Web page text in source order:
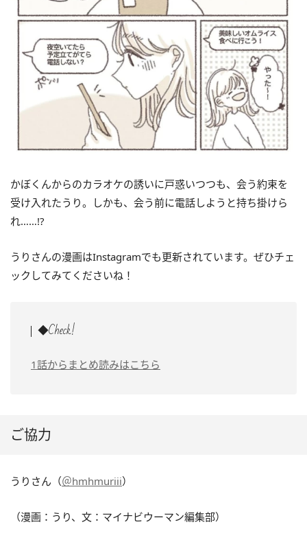
かぼくんからのカラオケの誘いに戸惑いつつも、会う約束を
受け入れたうり。しかも、会う前に電話しようと持ち掛けら
れ……!?
うりさんの漫画はInstagramでも更新されています。ぜひチェ
ックしてみてくださいね！
◆Check!
1話からまとめ読みはこちら
ご協力
うりさん（＠hmhmuriii）
（漫画：うり、文：マイナビウーマン編集部）